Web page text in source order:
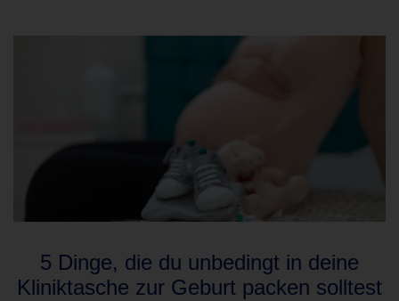
5 Dinge, die du unbedingt in deine
Kliniktasche zur Geburt packen solltest